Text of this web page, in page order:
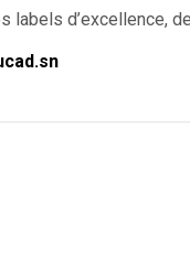
labels d’excellence,